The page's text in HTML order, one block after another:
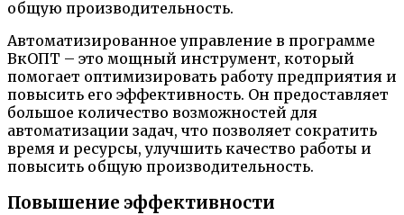
общую производительность.
Автоматизированное управление в программе
ВкОПТ – это мощный инструмент, который
помогает оптимизировать работу предприятия и
повысить его эффективность. Он предоставляет
большое количество возможностей для
автоматизации задач, что позволяет сократить
время и ресурсы, улучшить качество работы и
повысить общую производительность.
Повышение эффективности